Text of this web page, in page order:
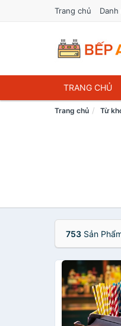
Trang chủ Danh
TRANG CHỦ
Trang chủ Từ
753 Sản